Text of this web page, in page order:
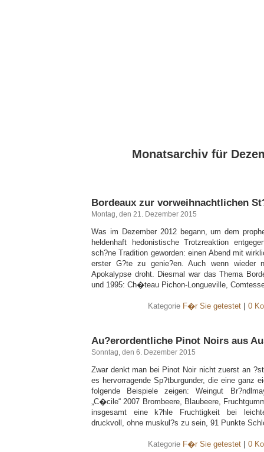
Monatsarchiv für
Bordeaux zur vorweihnachtlichen
Montag, den 21. Dezember 2015
Was im Dezember 2012 begann, um dem
heldenhaft hedonistische Trotzreaktion
sch?ne Tradition geworden: einen Abend mit
erster G?te zu genie?en. Auch wenn wieder
Apokalypse droht. Diesmal war das Thema
und 1995: Ch�teau Pichon-Longueville,
Kategorie F�r Sie getestet 0
Au?erordentliche Pinot Noirs aus
Sonntag, den 6. Dezember 2015
Zwar denkt man bei Pinot Noir nicht zuerst an
es hervorragende Sp?tburgunder, die eine ganz
folgende Beispiele zeigen: Weingut
„C�cile“ 2007 Brombeere, Blaubeere,
insgesamt eine k?hle Fruchtigkeit bei
druckvoll, ohne muskul?s zu sein, 91 Punkte
Kategorie F�r Sie getestet 0